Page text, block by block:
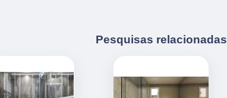
Pesquisas relacionadas